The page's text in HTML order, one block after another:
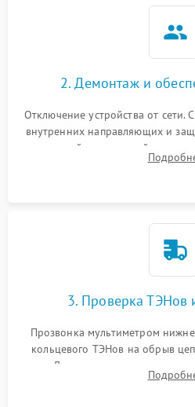
2. Демонтаж и
Отключение устройства от сети.
внутренних направляющих и
задней или верхней панели
нагревательным элементам,
3. Проверка ТЭНов
Прозвонка мультиметром
кольцевого ТЭНов на обрыв
Диагностика термостата,
переключателя режимов